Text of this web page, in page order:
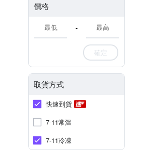
價格
-
確定
取貨方式
快速到貨
7-11常溫
7-11冷凍